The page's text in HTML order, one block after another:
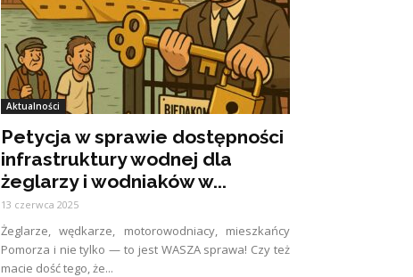
Aktualności
Petycja w sprawie dostępności
infrastruktury wodnej dla
żeglarzy i wodniaków w...
13 czerwca 2025
Żeglarze, wędkarze, motorowodniacy, mieszkańcy
Pomorza i nie tylko — to jest WASZA sprawa! Czy też
macie dość tego, że...